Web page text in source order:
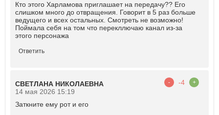
Кто этого Харламова приглашает на передачу?? Его
слишком много до отвращения. Говорит в 5 раз больше
ведущего и всех остальных. Смотреть не возможно!
Поймала себя на том что перекллючаю канал из-за
этого персонажа
Ответить
СВЕТЛАНА НИКОЛАЕВНА
14 мая 2026 15:19
- -4 +
Заткните ему рот и его